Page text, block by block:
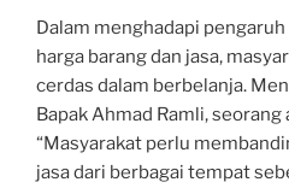
Dalam menghadapi
harga barang dan jasa,
cerdas dalam berbelanja.
Bapak Ahmad Ramli,
“Masyarakat perlu
jasa dari berbagai tempat